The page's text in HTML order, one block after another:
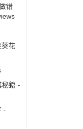
错
葵花
秘籍-
-